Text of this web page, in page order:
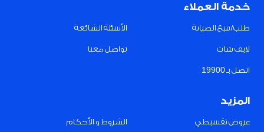
خدمة العملاء
طلب/تتبع الصيانة الأسئلة الشائعة
لايف شات تواصل معنا
اتصل بـ 19900
المزيد
عروض تقسيطي الشروط و الأحكام